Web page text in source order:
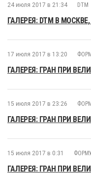
24 июля 2017 в 21:34 DTM
ГАЛЕРЕЯ: DTM В
17 июля 2017 в 13:20
ГАЛЕРЕЯ: ГРАН ПРИ
15 июля 2017 в 23:26
ГАЛЕРЕЯ: ГРАН ПРИ
15 июля 2017 в 0:31
ГАЛЕРЕЯ: ГРАН ПРИ